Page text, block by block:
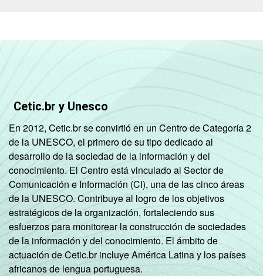
Cetic.br y Unesco
En 2012, Cetic.br se convirtió en un Centro de Categoría 2
de la UNESCO, el primero de su tipo dedicado al
desarrollo de la sociedad de la información y del
conocimiento. El Centro está vinculado al Sector de
Comunicación e Información (CI), una de las cinco áreas
de la UNESCO. Contribuye al logro de los objetivos
estratégicos de la organización, fortaleciendo sus
esfuerzos para monitorear la construcción de sociedades
de la información y del conocimiento. El ámbito de
actuación de Cetic.br incluye América Latina y los países
africanos de lengua portuguesa.